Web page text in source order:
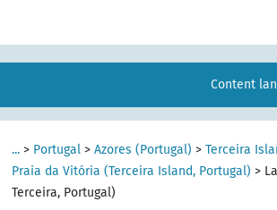
Content
... > Portugal > Azores (Portugal) > Terceira
Praia da Vitória (Terceira Island, Portugal) >
Terceira, Portugal)